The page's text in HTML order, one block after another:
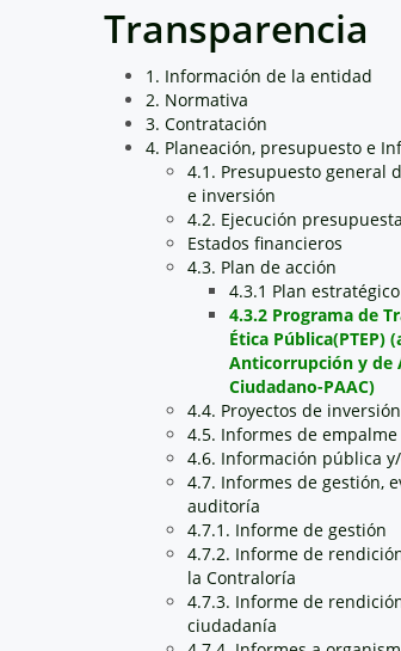
Transparencia
1. Información de la entidad
2. Normativa
3. Contratación
4. Planeación, presupuesto e
4.1. Presupuesto general
e inversión
4.2. Ejecución
Estados financieros
4.3. Plan de acción
4.3.1 Plan
4.3.2 Programa de
Ética Pública(PTEP)
Anticorrupción y de
Ciudadano-PAAC)
4.4. Proyectos de inversión
4.5. Informes de empalme
4.6. Información pública
4.7. Informes de gestión,
auditoría
4.7.1. Informe de gestión
4.7.2. Informe de
la Contraloría
4.7.3. Informe de
ciudadanía